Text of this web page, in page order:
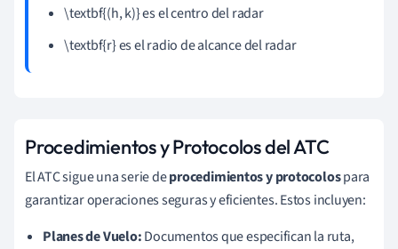
\textbf{(h, k)} es el centro del radar
\textbf{r} es el radio de alcance del radar
Procedimientos y Protocolos del ATC
El ATC sigue una serie deprocedimientos y protocolospara
garantizar operaciones seguras y eficientes. Estos incluyen:
Planes de Vuelo:Documentos que especifican la ruta,